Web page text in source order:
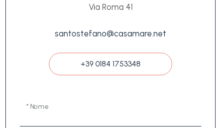
Via Roma 41
santostefano@casamare.net
+39 0184 1753348
* Nome